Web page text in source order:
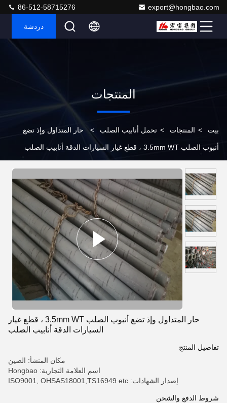
export@hongbao.com
86-512-58715276
دردشة
المنتجات
بيت > المنتجات > تحمل أنابيب الصلب > حار المتداول وإذ تضع
أنبوب الصلب 3.5mm WT ، قطع غيار السيارات الدقة أنابيب الصلب
حار المتداول وإذ تضع أنبوب الصلب 3.5mm WT ، قطع غيار
السيارات الدقة أنابيب الصلب
تفاصيل المنتج
مكان المنشأ: الصين
اسم العلامة التجارية: Hongbao
إصدار الشهادات: ISO9001, OHSAS18001,TS16949 etc
شروط الدفع والشحن